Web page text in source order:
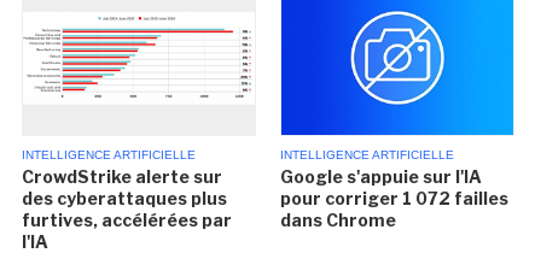
INTELLIGENCE ARTIFICIELLE
CrowdStrike alerte sur
des cyberattaques plus
furtives, accélérées par
l'IA
INTELLIGENCE ARTIFICIELLE
Google s'appuie sur l'IA
pour corriger 1 072 failles
dans Chrome